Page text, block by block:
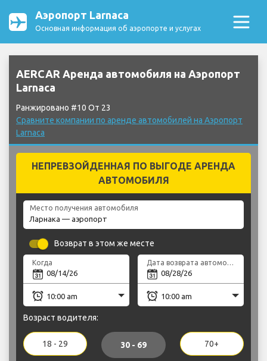
Аэропорт Larnaca
Основная информация об аэропорте и услугах
AERCAR Аренда автомобиля на Аэропорт
Larnaca
Ранжировано #10 От 23
Сравните компании по аренде автомобилей на Аэропорт
Larnaca
НЕПРЕВЗОЙДЕННАЯ ПО ВЫГОДЕ АРЕНДА
АВТОМОБИЛЯ
Место получения автомобиля
Возврат в этом же месте
Когда Дата возврата автомобиля
Возраст водителя:
18 - 29 30 - 69 70+